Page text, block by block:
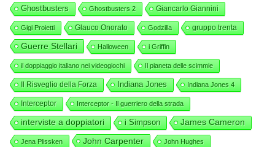
Ghostbusters Ghostbusters 2 Giancarlo Giannini
Gigi Proietti Glauco Onorato Godzilla gruppo trenta
Guerre Stellari Halloween i Griffin
il doppiaggio italiano nei videogiochi Il pianeta delle scimmie
Il Risveglio della Forza Indiana Jones Indiana Jones 4
Interceptor Interceptor - Il guerriero della strada
interviste a doppiatori i Simpson James Cameron
Jena Plissken John Carpenter John Hughes